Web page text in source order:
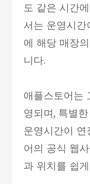
도 같은 시간
서는 운영시
에 해당 매장
니다.
애플스토어는
영되며, 특별
운영시간이
어의 공식 웹
과 위치를 쉽